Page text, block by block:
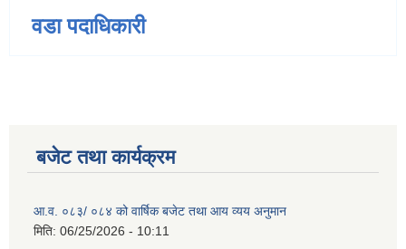
वडा पदाधिकारी
बजेट तथा कार्यक्रम
आ.व. ०८३/ ०८४ को वार्षिक बजेट तथा आय व्यय अनुमान
मिति: 06/25/2026 - 10:11